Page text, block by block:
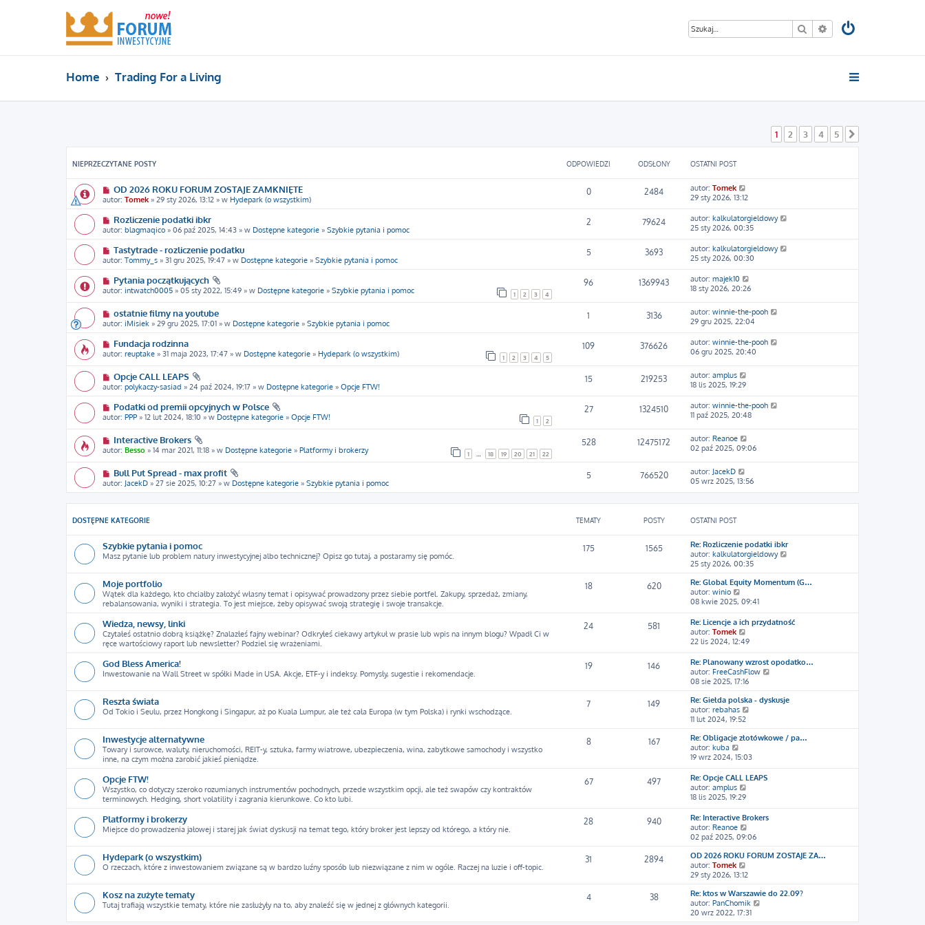
Szukaj Wyszukiwanie
Home Trading For a Living
1 2 3 4 5
NIEPRZECZYTANE POSTY ODPOWIEDZI ODSŁONY OSTATNI POST
OD 2026 ROKU FORUM ZOSTAJE ZAMKNIĘTE
autor: Tomek » 29 sty 2026, 13:12 » w Hydepark (o wszystkim)
0 2484 autor: Tomek
29 sty 2026, 13:12
Rozliczenie podatki ibkr
autor: blagmaqico » 06 paź 2025, 14:43 » w Dostępne kategorie » Szybkie pytania i pomoc
2 79624 autor: kalkulatorgieldowy
25 sty 2026, 00:35
Tastytrade - rozliczenie podatku
autor: Tommy_s » 31 gru 2025, 19:47 » w Dostępne kategorie » Szybkie pytania i pomoc
5 3693 autor: kalkulatorgieldowy
25 sty 2026, 00:30
Pytania początkujących
1 2 3 4
autor: intwatch0005 » 05 sty 2022, 15:49 » w Dostępne kategorie » Szybkie pytania i pomoc
96 1369943 autor: majek10
18 sty 2026, 20:26
ostatnie filmy na youtube
autor: iMisiek » 29 gru 2025, 17:01 » w Dostępne kategorie » Szybkie pytania i pomoc
1 3136 autor: winnie-the-pooh
29 gru 2025, 22:04
Fundacja rodzinna
1 2 3 4 5
autor: reuptake » 31 maja 2023, 17:47 » w Dostępne kategorie » Hydepark (o wszystkim)
109 376626 autor: winnie-the-pooh
06 gru 2025, 20:40
Opcje CALL LEAPS
autor: polykaczy-sasiad » 24 paź 2024, 19:17 » w Dostępne kategorie » Opcje FTW!
15 219253 autor: amplus
18 lis 2025, 19:29
Podatki od premii opcyjnych w Polsce
1 2
autor: PPP » 12 lut 2024, 18:10 » w Dostępne kategorie » Opcje FTW!
27 1324510 autor: winnie-the-pooh
11 paź 2025, 20:48
Interactive Brokers
1 18 19 20 21 22
autor: Besso » 14 mar 2021, 11:18 » w Dostępne kategorie » Platformy i brokerzy
528 12475172 autor: Reanoe
02 paź 2025, 09:06
Bull Put Spread - max profit
autor: JacekD » 27 sie 2025, 10:27 » w Dostępne kategorie » Szybkie pytania i pomoc
5 766520 autor: JacekD
05 wrz 2025, 13:56
DOSTĘPNE KATEGORIE TEMATY POSTY OSTATNI POST
Szybkie pytania i pomoc
Masz pytanie lub problem natury inwestycyjnej albo technicznej? Opisz go tutaj, a postaramy się pomóc.
175 1565
Re: Rozliczenie podatki ibkr
autor: kalkulatorgieldowy
ś
w
t
l
n
z
o
s
25 sty 2026, 00:35
Moje portfolio
Wątek dla każdego, kto chciałby założyć własny temat i opisywać prowadzony przez siebie portfel. Zakupy, sprzedaż, zmiany,
rebalansowania, wyniki i strategia. To jest miejsce, żeby opisywać swoją strategię i swoje transakcje.
18 620
Re: Global Equity Momentum (G…
autor: winio
y
w
i
e
n
a
j
n
o
w
z
p
s
t
08 kwie 2025, 09:41
Wiedza, newsy, linki
Czytałeś ostatnio dobrą książkę? Znalazłeś fajny webinar? Odkryłeś ciekawy artykuł w prasie lub wpis na innym blogu? Wpadł Ci w
ręce wartościowy raport lub newsletter? Podziel się wrażeniami.
24 581
Re: Licencje a ich przydatność
autor: Tomek
y
w
i
e
t
l
n
j
n
w
z
s
t
22 lis 2024, 12:49
God Bless America!
Inwestowanie na Wall Street w spółki Made in USA. Akcje, ETF-y i indeksy. Pomysły, sugestie i rekomendacje.
19 146
Re: Planowany wzrost opodatko…
autor: FreeCashFlow
ś
w
t
l
j
o
s
08 sie 2025, 17:16
Reszta świata
Od Tokio i Seulu, przez Hongkong i Singapur, aż po Kuala Lumpur, ale też cała Europa (w tym Polska) i rynki wschodzące.
7 149
Re: Giełda polska - dyskusje
autor: rebahas
ś
w
e
t
l
n
w
z
o
s
t
11 lut 2024, 19:52
Inwestycje alternatywne
Towary i surowce, waluty, nieruchomości, REIT-y, sztuka, farmy wiatrowe, ubezpieczenia, wina, zabytkowe samochody i wszystko
inne, na czym można zarobić jakieś pieniądze.
8 167
Re: Obligacje złotówkowe / pa…
autor: kuba
y
w
i
e
n
a
j
n
o
w
z
y
p
o
19 wrz 2024, 15:03
Opcje FTW!
Wszystko, co dotyczy szeroko rozumianych instrumentów pochodnych, przede wszystkim opcji, ale też swapów czy kontraktów
terminowych. Hedging, short volatility i zagrania kierunkowe. Co kto lubi.
67 497
Re: Opcje CALL LEAPS
autor: amplus
w
e
t
l
a
j
n
o
w
s
18 lis 2025, 19:29
Platformy i brokerzy
Miejsce do prowadzenia jałowej i starej jak świat dyskusji na temat tego, który broker jest lepszy od którego, a który nie.
28 940
Re: Interactive Brokers
autor: Reanoe
y
ś
w
e
t
l
n
a
j
02 paź 2025, 09:06
Hydepark (o wszystkim)
O rzeczach, które z inwestowaniem związane są w bardzo luźny sposób lub niezwiązane z nim w ogóle. Raczej na luzie i off-topic.
31 2894
OD 2026 ROKU FORUM ZOSTAJE ZA…
autor: Tomek
y
ś
w
i
e
t
29 sty 2026, 13:12
Kosz na zużyte tematy
Tutaj trafiają wszystkie tematy, które nie zasłużyły na to, aby znaleźć się w jednej z głównych kategorii.
4 38
Re: ktos w Warszawie do 22.09?
autor: PanChomik
ś
20 wrz 2022, 17:31